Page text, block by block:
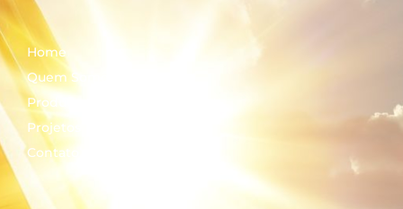
Home
Quem Somos
Produtos
Projetos
Contato